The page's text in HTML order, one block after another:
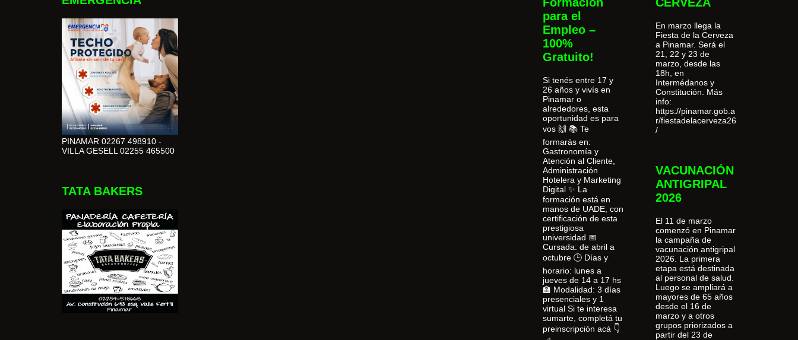
PINAMAR 02267 498910 -
VILLA GESELL 02255 465500
TATA BAKERS
para el
Empleo –
100%
Gratuito!
Si tenés entre 17 y
26 años y vivís en
Pinamar o
alrededores, esta
oportunidad es para
vos 🙌 📚 Te
formarás en:
Gastronomía y
Atención al Cliente,
Administración
Hotelera y Marketing
Digital ✨ La
formación está en
manos de UADE, con
certificación de esta
prestigiosa
universidad 📅
Cursada: de abril a
octubre 🕒 Días y
horario: lunes a
jueves de 14 a 17 hs
🏫 Modalidad: 3 días
presenciales y 1
virtual Si te interesa
sumarte, completá tu
preinscripción acá 👇
En marzo llega la
Fiesta de la Cerveza
a Pinamar. Será el
21, 22 y 23 de
marzo, desde las
18h, en
Intermédanos y
Constitución. Más
info:
https://pinamar.gob.a
r/fiestadelacerveza26
/
VACUNACIÓN
ANTIGRIPAL
2026
El 11 de marzo
comenzó en Pinamar
la campaña de
vacunación antigripal
2026. La primera
etapa está destinada
al personal de salud.
Luego se ampliará a
mayores de 65 años
desde el 16 de
marzo y a otros
grupos priorizados a
partir del 23 de